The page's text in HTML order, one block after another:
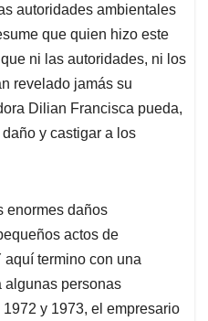
autoridades ambientales
que quien hizo este
ni las autoridades, ni los
revelado jamás su
Dilian Francisca pueda,
y castigar a los
enormes daños
actos de
termino con una
algunas personas
y 1973, el empresario